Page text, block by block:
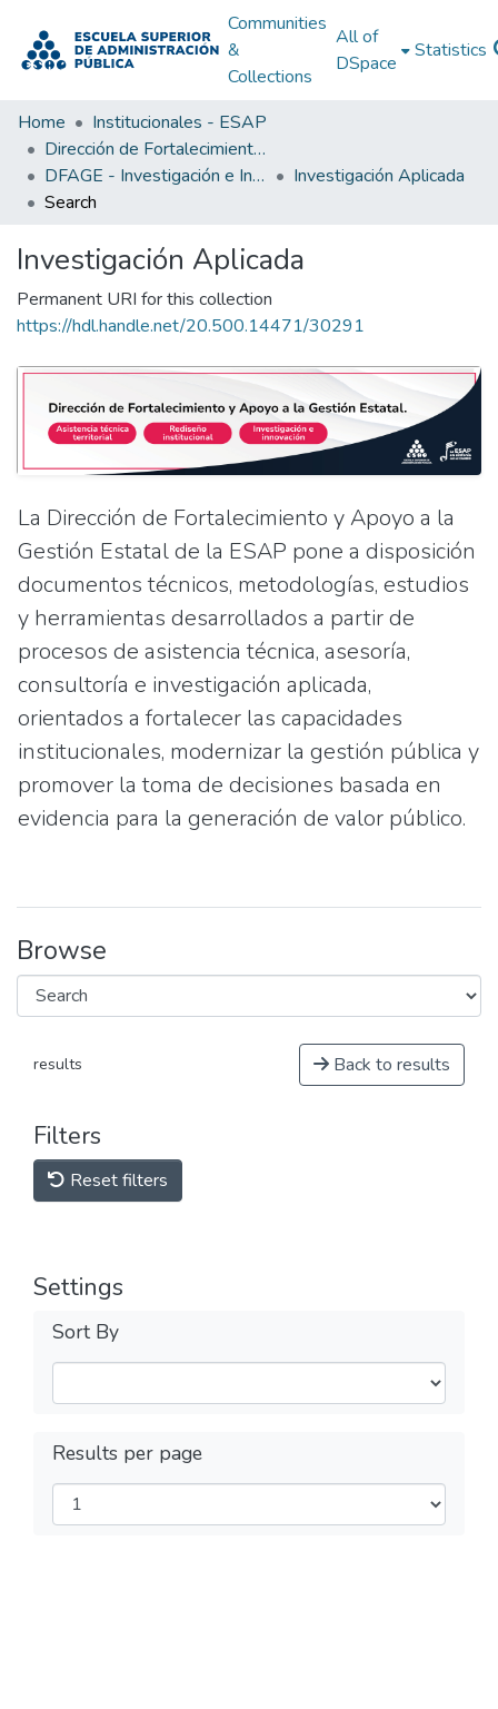
Communities
&
Collections
All of
DSpace
Statistics
Home
Institucionales - ESAP
Dirección de Fortalecimiento y Apoyo a la Gestión Estatal (DFAGE)
DFAGE - Investigación e Innovación (principal)
Investigación Aplicada
Search
Investigación Aplicada
Permanent URI for this collection
https://hdl.handle.net/20.500.14471/30291
La Dirección de Fortalecimiento y Apoyo a la
Gestión Estatal de la ESAP pone a disposición
documentos técnicos, metodologías, estudios
y herramientas desarrollados a partir de
procesos de asistencia técnica, asesoría,
consultoría e investigación aplicada,
orientados a fortalecer las capacidades
institucionales, modernizar la gestión pública y
promover la toma de decisiones basada en
evidencia para la generación de valor público.
Browse
results Back to results
Filters
Reset filters
Settings
Sort By
Results per page